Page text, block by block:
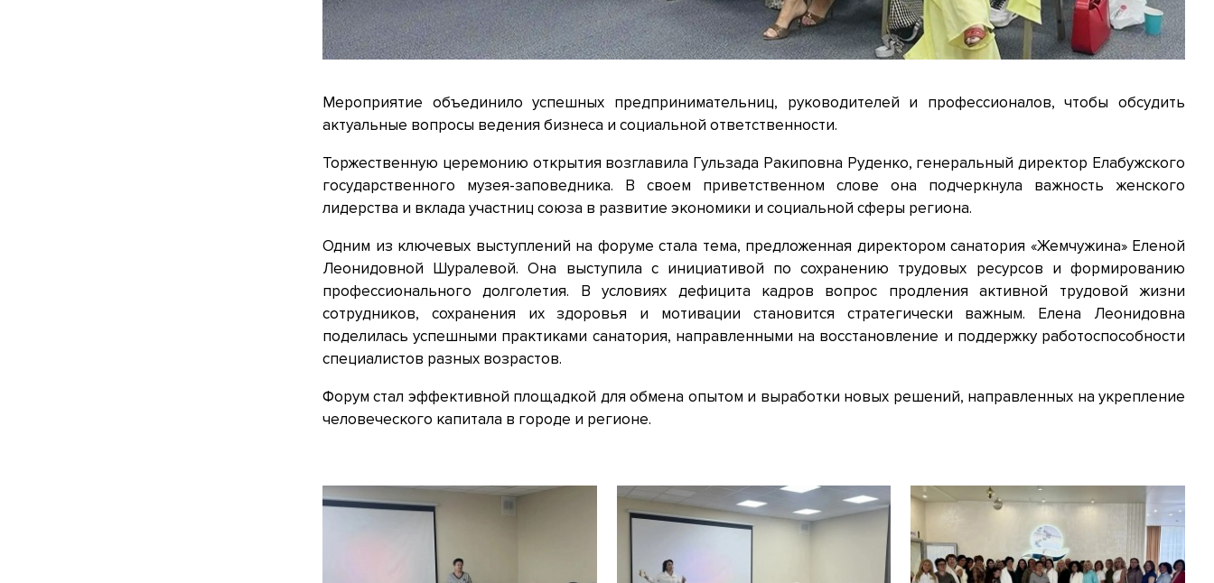
Мероприятие объединило успешных предпринимательниц, руководителей и профессионалов, чтобы обсудить
актуальные вопросы ведения бизнеса и социальной ответственности.
Торжественную церемонию открытия возглавила Гульзада Ракиповна Руденко, генеральный директор Елабужского
государственного музея-заповедника. В своем приветственном слове она подчеркнула важность женского
лидерства и вклада участниц союза в развитие экономики и социальной сферы региона.
Одним из ключевых выступлений на форуме стала тема, предложенная директором санатория «Жемчужина» Еленой
Леонидовной Шуралевой. Она выступила с инициативой по сохранению трудовых ресурсов и формированию
профессионального долголетия. В условиях дефицита кадров вопрос продления активной трудовой жизни
сотрудников, сохранения их здоровья и мотивации становится стратегически важным. Елена Леонидовна
поделилась успешными практиками санатория, направленными на восстановление и поддержку работоспособности
специалистов разных возрастов.
Форум стал эффективной площадкой для обмена опытом и выработки новых решений, направленных на укрепление
человеческого капитала в городе и регионе.